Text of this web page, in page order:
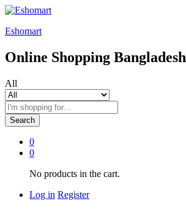
Eshomart
Online Shopping Bangladesh
All
Search
0
0
No products in the cart.
Log in Register